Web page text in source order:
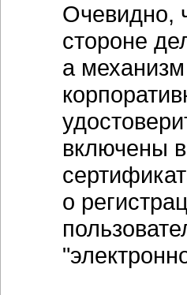
Очевидно,
стороне
а
включены
о